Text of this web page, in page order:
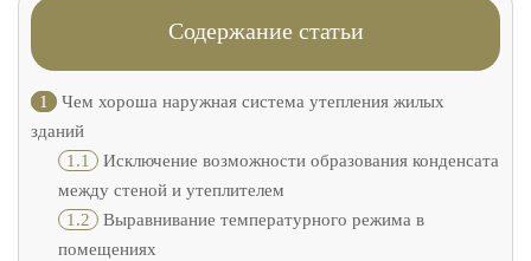
Содержание статьи
1
Чем хороша наружная система утепления жилых
зданий
1.1 Исключение возможности образования конденсата
между стеной и утеплителем
1.2 Выравнивание температурного режима в
помещениях